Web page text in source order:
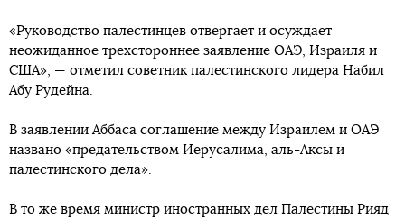
«Руководство палестинцев отвергает и осуждает
неожиданное трехстороннее заявление ОАЭ, Израиля и
США», — отметил советник палестинского лидера Набил
Абу Рудейна.
В заявлении Аббаса соглашение между Израилем и ОАЭ
названо «предательством Иерусалима, аль-Аксы и
палестинского дела».
В то же время министр иностранных дел Палестины Рияд